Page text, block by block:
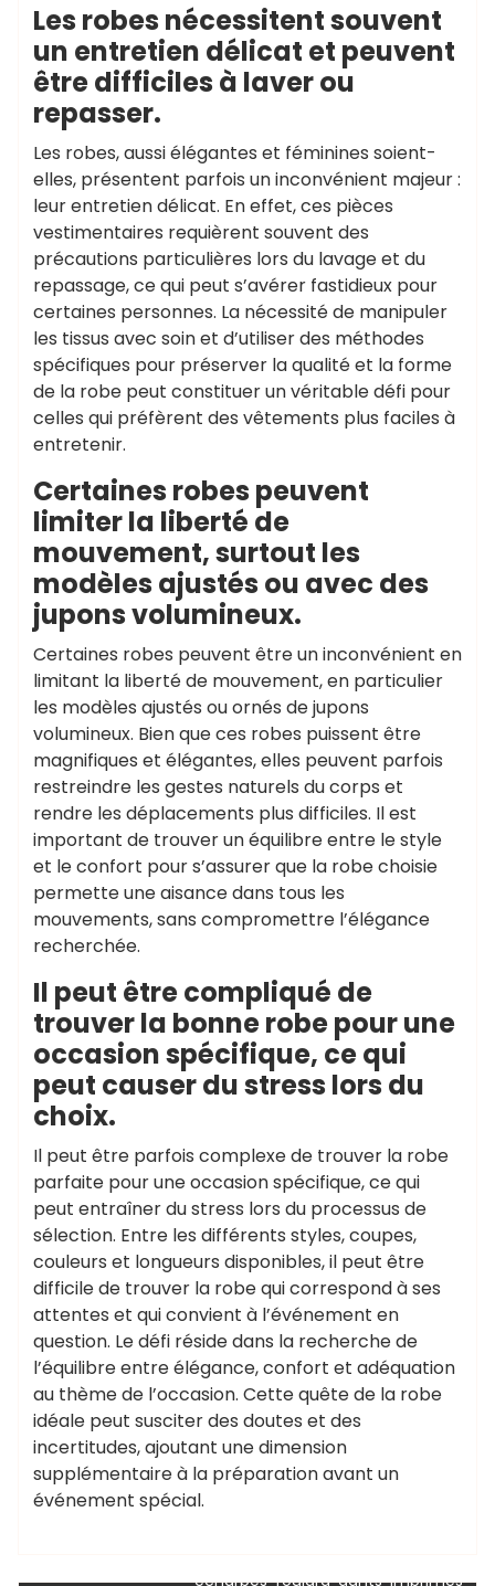
Les robes nécessitent souvent
un entretien délicat et peuvent
être difficiles à laver ou
repasser.
Les robes, aussi élégantes et féminines soient-
elles, présentent parfois un inconvénient majeur :
leur entretien délicat. En effet, ces pièces
vestimentaires requièrent souvent des
précautions particulières lors du lavage et du
repassage, ce qui peut s’avérer fastidieux pour
certaines personnes. La nécessité de manipuler
les tissus avec soin et d’utiliser des méthodes
spécifiques pour préserver la qualité et la forme
de la robe peut constituer un véritable défi pour
celles qui préfèrent des vêtements plus faciles à
entretenir.
Certaines robes peuvent
limiter la liberté de
mouvement, surtout les
modèles ajustés ou avec des
jupons volumineux.
Certaines robes peuvent être un inconvénient en
limitant la liberté de mouvement, en particulier
les modèles ajustés ou ornés de jupons
volumineux. Bien que ces robes puissent être
magnifiques et élégantes, elles peuvent parfois
restreindre les gestes naturels du corps et
rendre les déplacements plus difficiles. Il est
important de trouver un équilibre entre le style
et le confort pour s’assurer que la robe choisie
permette une aisance dans tous les
mouvements, sans compromettre l’élégance
recherchée.
Il peut être compliqué de
trouver la bonne robe pour une
occasion spécifique, ce qui
peut causer du stress lors du
choix.
Il peut être parfois complexe de trouver la robe
parfaite pour une occasion spécifique, ce qui
peut entraîner du stress lors du processus de
sélection. Entre les différents styles, coupes,
couleurs et longueurs disponibles, il peut être
difficile de trouver la robe qui correspond à ses
attentes et qui convient à l’événement en
question. Le défi réside dans la recherche de
l’équilibre entre élégance, confort et adéquation
au thème de l’occasion. Cette quête de la robe
idéale peut susciter des doutes et des
incertitudes, ajoutant une dimension
supplémentaire à la préparation avant un
événement spécial.
accessoires, bijoux, boucles
d'oreilles statement
écharpes,foulard,gants,imprimés